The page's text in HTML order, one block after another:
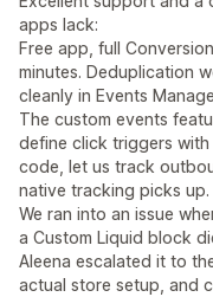
apps lack:
Free app, full
minutes. Deduplication
cleanly in Events
The custom events
define click triggers with
code, let us track
native tracking picks up.
We ran into an issue
a Custom Liquid block
Aleena escalated it to
actual store setup, and